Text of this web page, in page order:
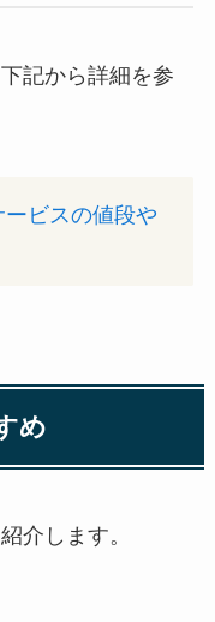
記から詳細を参
ービスの値段や
め
介します。